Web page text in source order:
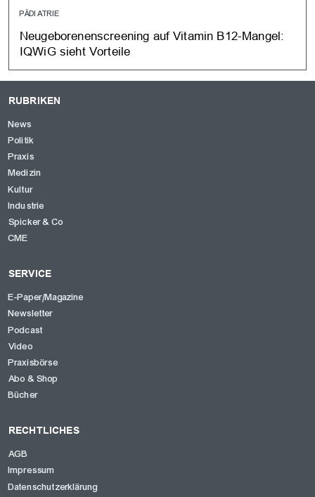
PÄDIATRIE
Neugeborenenscreening auf Vitamin B12-Mangel:
IQWiG sieht Vorteile
RUBRIKEN
News
Politik
Praxis
Medizin
Kultur
Industrie
Spicker & Co
CME
SERVICE
E-Paper/Magazine
Newsletter
Podcast
Video
Praxisbörse
Abo & Shop
Bücher
RECHTLICHES
AGB
Impressum
Datenschutzerklärung